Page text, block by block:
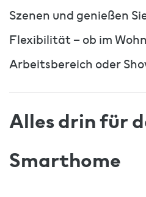
Szenen und genießen
Flexibilität – ob im
Arbeitsbereich oder
Alles drin für
Smarthome